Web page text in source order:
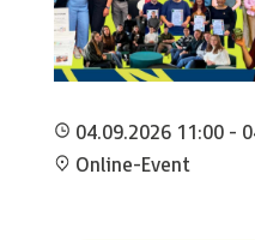
04.09.2026 11:00 -
Online-Event